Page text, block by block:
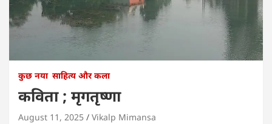
कुछ नया साहित्य और कला
कविता ; मृगतृष्णा
August 11, 2025 Vikalp Mimansa